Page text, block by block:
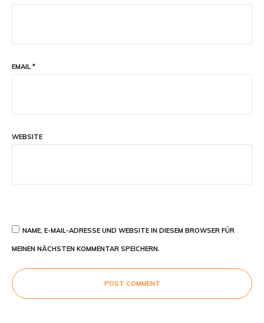
EMAIL *
WEBSITE
NAME, E-MAIL-ADRESSE UND WEBSITE IN DIESEM BROWSER FÜR
MEINEN NÄCHSTEN KOMMENTAR SPEICHERN.
POST COMMENT